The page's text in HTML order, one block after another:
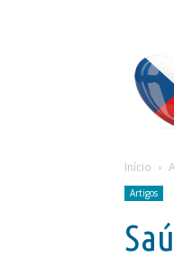
Visitar
Praga
Início
Artigos